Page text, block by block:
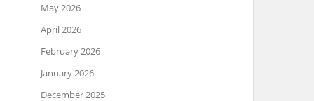
May 2026
April 2026
February 2026
January 2026
December 2025